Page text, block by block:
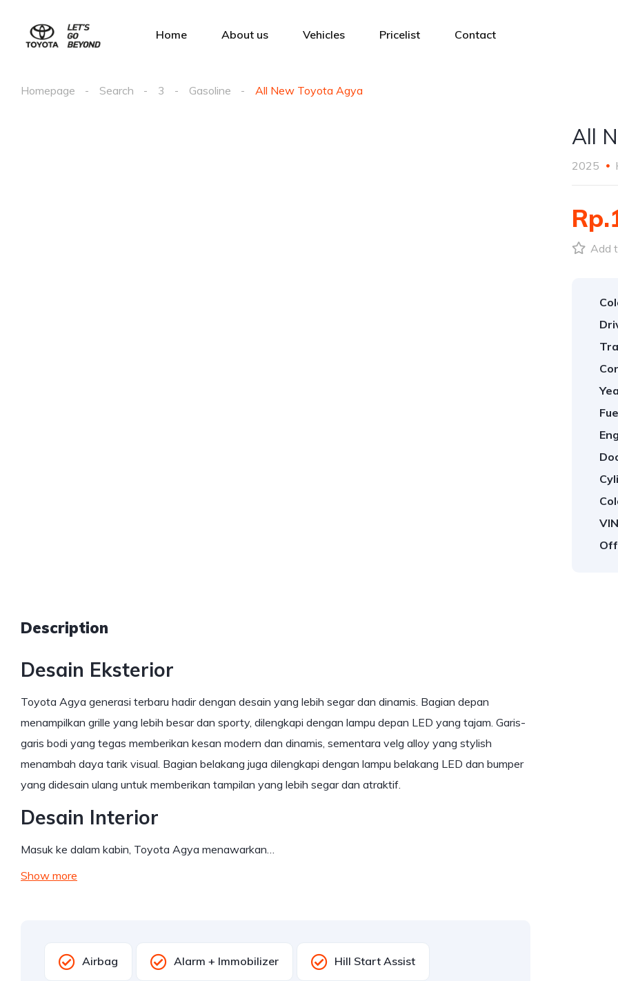
Home About us Vehicles Pricelist Contact
Homepage Search 3 Gasoline All New Toyota Agya
Description
Desain Eksterior
Toyota Agya generasi terbaru hadir dengan desain yang lebih segar dan dinamis. Bagian depan
menampilkan grille yang lebih besar dan sporty, dilengkapi dengan lampu depan LED yang tajam. Garis-
garis bodi yang tegas memberikan kesan modern dan dinamis, sementara velg alloy yang stylish
menambah daya tarik visual. Bagian belakang juga dilengkapi dengan lampu belakang LED dan bumper
yang didesain ulang untuk memberikan tampilan yang lebih segar dan atraktif.
Desain Interior
Masuk ke dalam kabin, Toyota Agya menawarkan…
Show more
Airbag Alarm + Immobilizer Hill Start Assist
All
2025
Add